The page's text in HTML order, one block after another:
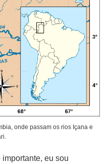
onde passam os rios Içana e
eu sou